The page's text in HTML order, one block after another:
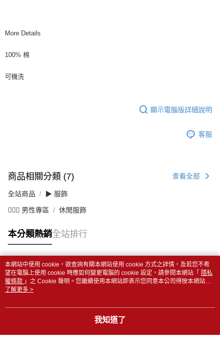
More Details
100% 棉
可機洗
顯示電腦版詳細說明
客服
商品相關分類 (7) 查看全部
全站商品 ▶ 服飾
💁🏻‍♂️ 男性專區 休閒服飾
本分類熱銷全站排行
熱門標籤
本網站中使用 cookie，欲查詢有關本網站使用 cookie 方式之詳情，及若您不希
望在電腦上使用 cookie 時應如何變更電腦的 cookie 設定，請參閱本網站「 隱私
權條款 」之 Cookie 聲明。您繼續使用本網站即表示您同意本公司得按本網站使
用條款之 Cookie 聲明使用 cookie。
了解更多 >
我知道了